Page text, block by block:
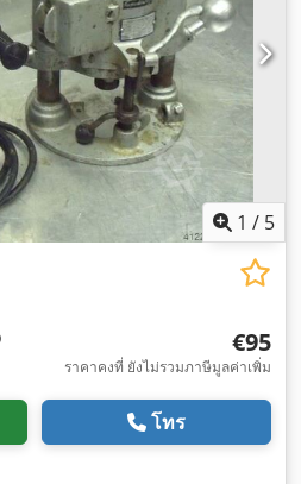
1 / 5
€95
ราคาคงที่ ยังไม่รวมภาษีมูลค่าเพิ่ม
โทร